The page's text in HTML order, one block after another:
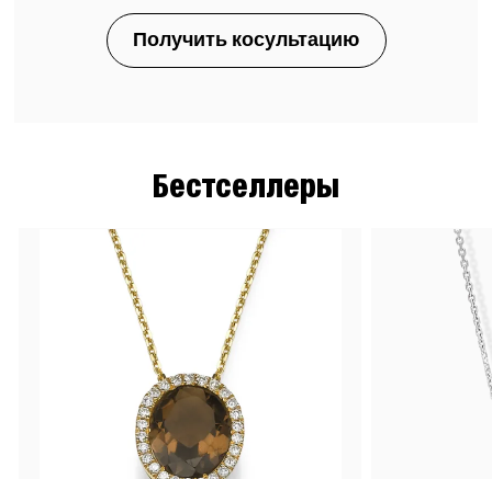
Бестселлеры
Получить косультацию